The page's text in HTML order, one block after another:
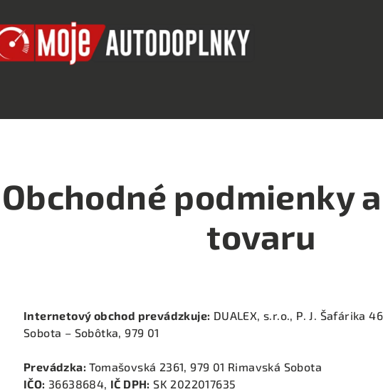
Obchodné podmienky
tovaru
Internetový obchod prevádzkuje: DUALEX, s.r.o., P. J. Šafárika
Sobota – Sobôtka, 979 01
Prevádzka: Tomašovská 2361, 979 01 Rimavská Sobota
IČO: 36638684, IČ DPH: SK 2022017635